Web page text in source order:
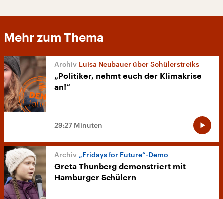
Mehr zum Thema
Luisa Neubauer über Schülerstreiks
„Politiker, nehmt euch der Klimakrise
an!“
29:27 Minuten
„Fridays for Future“-Demo
Greta Thunberg demonstriert mit
Hamburger Schülern